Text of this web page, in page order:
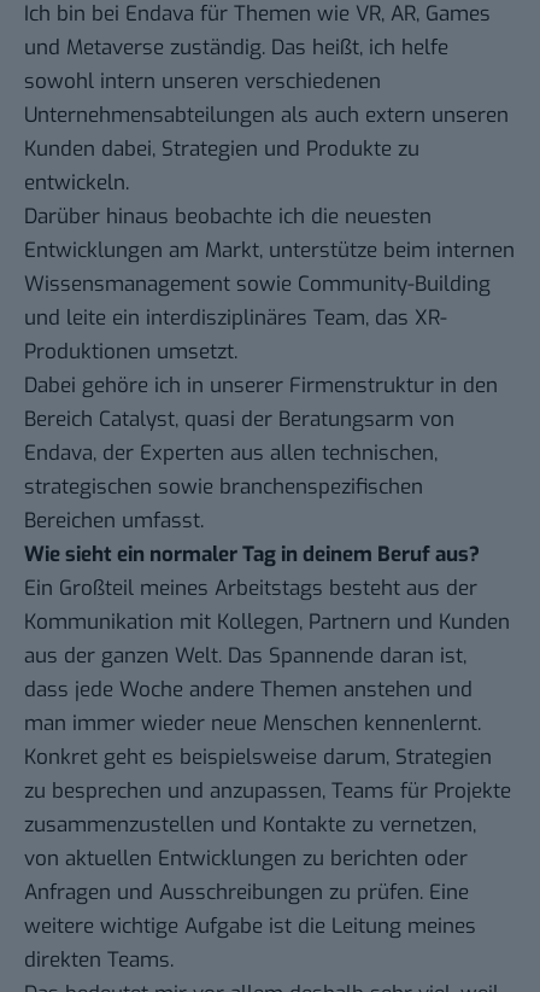
Ich bin bei Endava für Themen wie VR, AR, Games
und Metaverse zuständig. Das heißt, ich helfe
sowohl intern unseren verschiedenen
Unternehmensabteilungen als auch extern unseren
Kunden dabei, Strategien und Produkte zu
entwickeln.
Darüber hinaus beobachte ich die neuesten
Entwicklungen am Markt, unterstütze beim internen
Wissensmanagement sowie Community-Building
und leite ein interdisziplinäres Team, das XR-
Produktionen umsetzt.
Dabei gehöre ich in unserer Firmenstruktur in den
Bereich Catalyst, quasi der Beratungsarm von
Endava, der Experten aus allen technischen,
strategischen sowie branchenspezifischen
Bereichen umfasst.
Wie sieht ein normaler Tag in deinem Beruf aus?
Ein Großteil meines Arbeitstags besteht aus der
Kommunikation mit Kollegen, Partnern und Kunden
aus der ganzen Welt. Das Spannende daran ist,
dass jede Woche andere Themen anstehen und
man immer wieder neue Menschen kennenlernt.
Konkret geht es beispielsweise darum, Strategien
zu besprechen und anzupassen, Teams für Projekte
zusammenzustellen und Kontakte zu vernetzen,
von aktuellen Entwicklungen zu berichten oder
Anfragen und Ausschreibungen zu prüfen. Eine
weitere wichtige Aufgabe ist die Leitung meines
direkten Teams.